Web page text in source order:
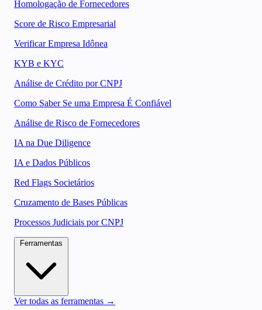
Homologação de Fornecedores
Score de Risco Empresarial
Verificar Empresa Idônea
KYB e KYC
Análise de Crédito por CNPJ
Como Saber Se uma Empresa É Confiável
Análise de Risco de Fornecedores
IA na Due Diligence
IA e Dados Públicos
Red Flags Societários
Cruzamento de Bases Públicas
Processos Judiciais por CNPJ
Ver todas as ferramentas →